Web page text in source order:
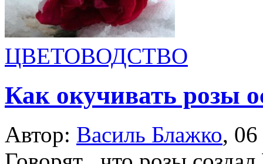
ЦВЕТОВОДСТВО
Как окучивать розы
Автор: Василь Блажко,